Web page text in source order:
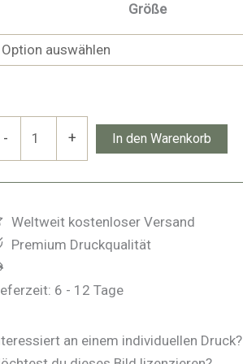
Größe
- + In den Warenkorb
Weltweit kostenloser Versand
Premium Druckqualität
6 - 12 Tage
an einem individuellen Druck?